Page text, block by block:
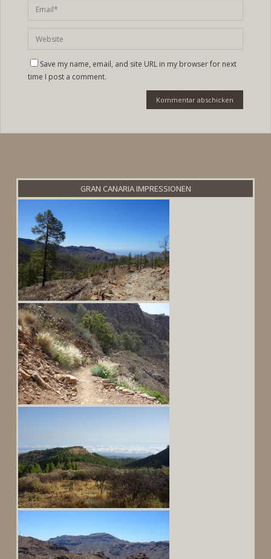
Save my name, email, and site URL in my browser for next
time I post a comment.
GRAN CANARIA IMPRESSIONEN